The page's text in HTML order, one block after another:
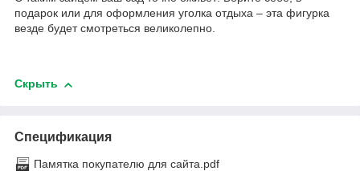
подарок или для оформления уголка отдыха – эта фигурка
везде будет смотреться великолепно.
Скрыть
Спецификация
Памятка покупателю для сайта.pdf